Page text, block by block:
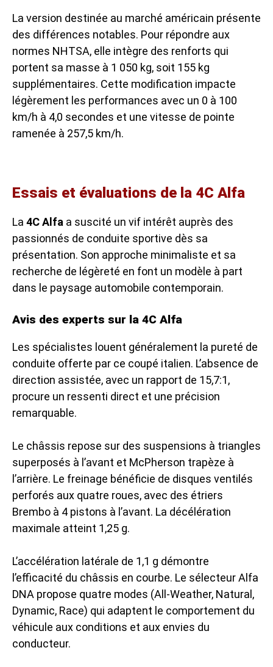
La version destinée au marché américain présente
des différences notables. Pour répondre aux
normes NHTSA, elle intègre des renforts qui
portent sa masse à 1 050 kg, soit 155 kg
supplémentaires. Cette modification impacte
légèrement les performances avec un 0 à 100
km/h à 4,0 secondes et une vitesse de pointe
ramenée à 257,5 km/h.
Essais et évaluations de la 4C Alfa
La 4C Alfa a suscité un vif intérêt auprès des
passionnés de conduite sportive dès sa
présentation. Son approche minimaliste et sa
recherche de légèreté en font un modèle à part
dans le paysage automobile contemporain.
Avis des experts sur la 4C Alfa
Les spécialistes louent généralement la pureté de
conduite offerte par ce coupé italien. L’absence de
direction assistée, avec un rapport de 15,7:1,
procure un ressenti direct et une précision
remarquable.
Le châssis repose sur des suspensions à triangles
superposés à l’avant et McPherson trapèze à
l’arrière. Le freinage bénéficie de disques ventilés
perforés aux quatre roues, avec des étriers
Brembo à 4 pistons à l’avant. La décélération
maximale atteint 1,25 g.
L’accélération latérale de 1,1 g démontre
l’efficacité du châssis en courbe. Le sélecteur Alfa
DNA propose quatre modes (All-Weather, Natural,
Dynamic, Race) qui adaptent le comportement du
véhicule aux conditions et aux envies du
conducteur.